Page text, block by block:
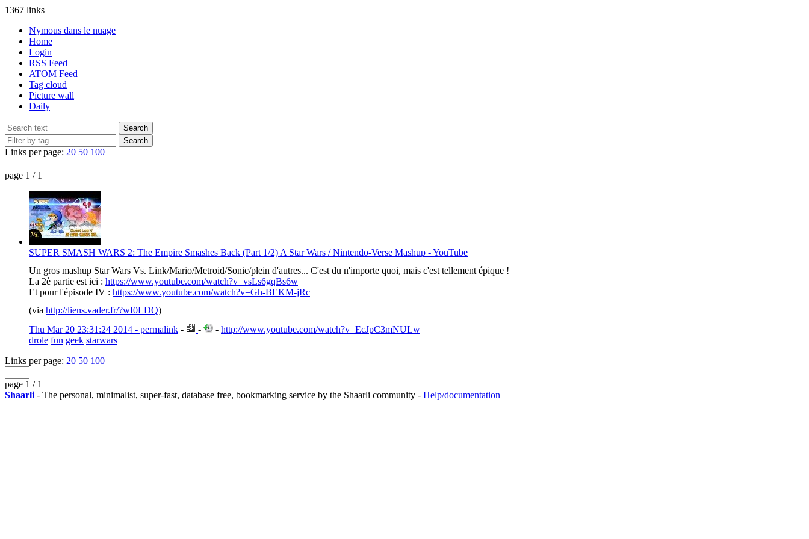
1367 links
Nymous dans le nuage
Home
Login
RSS Feed
ATOM Feed
Tag cloud
Picture wall
Daily
Links per page: 20 50 100
page 1 / 1
SUPER SMASH WARS 2: The Empire Smashes Back (Part 1/2) A Star Wars / Nintendo-Verse Mashup - YouTube
Un gros mashup Star Wars Vs. Link/Mario/Metroid/Sonic/plein d'autres... C'est du n'importe quoi, mais c'est tellement épique !
La 2è partie est ici : https://www.youtube.com/watch?v=vsLs6gqBs6w
Et pour l'épisode IV : https://www.youtube.com/watch?v=Gh-BEKM-jRc
(via http://liens.vader.fr/?wI0LDQ)
Thu Mar 20 23:31:24 2014 - permalink - - - http://www.youtube.com/watch?v=EcJpC3mNULw
drole fun geek starwars
Links per page: 20 50 100
page 1 / 1
Shaarli - The personal, minimalist, super-fast, database free, bookmarking service by the Shaarli community - Help/documentation